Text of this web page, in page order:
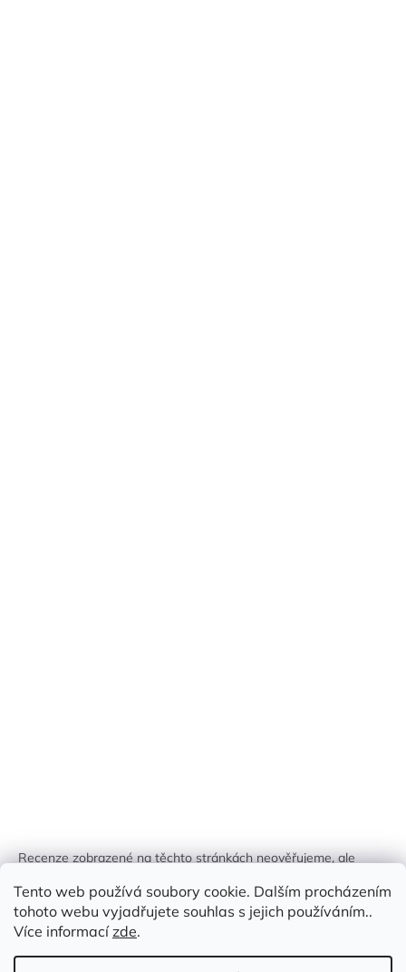
Tento web používá soubory cookie. Dalším procházením
tohoto webu vyjadřujete souhlas s jejich používáním..
Více informacízde.
Recenze zobrazené na těchto stránkách neověřujeme, ale
identifikován.